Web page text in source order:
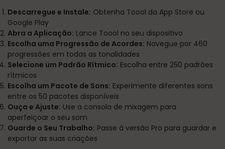
Descarregue e Instale: Obtenha Toool da App Store ou
Google Play
Abra a Aplicação: Lance Toool no seu dispositivo
Escolha uma Progressão de Acordes: Navegue por 460
progressões em todas as tonalidades
Selecione um Padrão Rítmico: Escolha entre 250 padrões
rítmicos
Escolha um Pacote de Sons: Experimente diferentes sons
entre os 50 pacotes disponíveis
Ouça e Ajuste: Use a consola de mixagem para
aperfeiçoar o seu som
Guarde o Seu Trabalho: Passe à versão Pro para guardar e
exportar as suas criações